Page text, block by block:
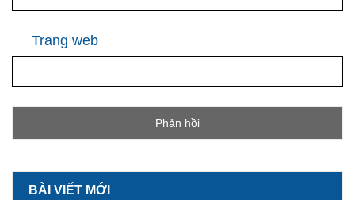
Trang web
BÀI VIẾT MỚI